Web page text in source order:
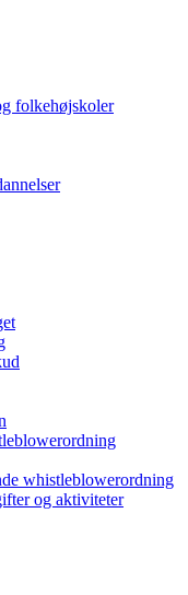
folkehøjskoler
whistleblowerordning
og aktiviteter